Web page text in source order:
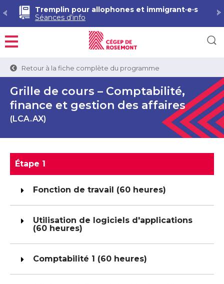
Tremplin pour allophones et immigrant·e·s
Séances d’info
Menu
Retour à la fiche complète du programme
Grille de cours – Comptabilité,
finance et gestion des affaires
(LCA.AX)
Étape 1
Fonction de travail (60 heures)
Utilisation de logiciels d'applications
(60 heures)
Comptabilité 1 (60 heures)